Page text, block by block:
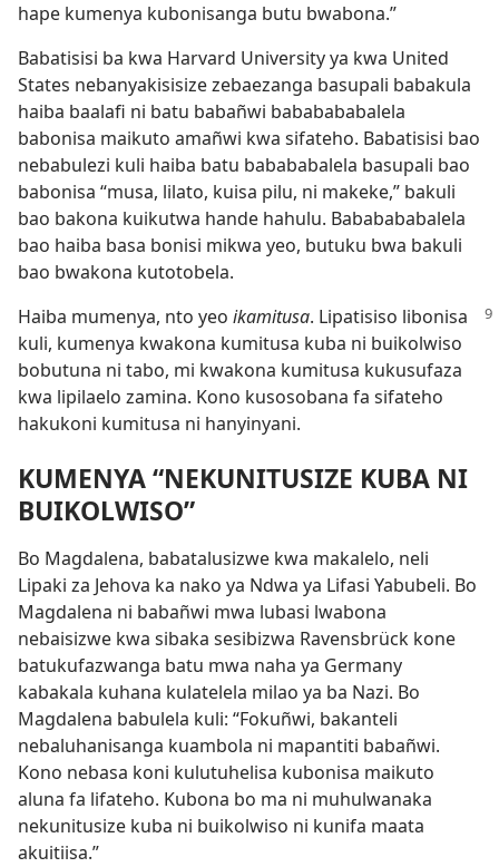
hape kumenya kubonisanga butu bwabona.”
Babatisisi ba kwa Harvard University ya kwa United
States nebanyakisisize zebaezanga basupali babakula
haiba baalafi ni batu babañwi bababababalela
babonisa maikuto amañwi kwa sifateho. Babatisisi bao
nebabulezi kuli haiba batu babababalela basupali bao
babonisa “musa, lilato, kuisa pilu, ni makeke,” bakuli
bao bakona kuikutwa hande hahulu. Bababababalela
bao haiba basa bonisi mikwa yeo, butuku bwa bakuli
bao bwakona kutotobela.
Haiba mumenya, nto yeo ikamitusa. Lipatisiso libonisa
kuli, kumenya kwakona kumitusa kuba ni buikolwiso
bobutuna ni tabo, mi kwakona kumitusa kukusufaza
kwa lipilaelo zamina. Kono kusosobana fa sifateho
hakukoni kumitusa ni hanyinyani.
KUMENYA “NEKUNITUSIZE KUBA NI
BUIKOLWISO”
Bo Magdalena, babatalusizwe kwa makalelo, neli
Lipaki za Jehova ka nako ya Ndwa ya Lifasi Yabubeli. Bo
Magdalena ni babañwi mwa lubasi lwabona
nebaisizwe kwa sibaka sesibizwa Ravensbrück kone
batukufazwanga batu mwa naha ya Germany
kabakala kuhana kulatelela milao ya ba Nazi. Bo
Magdalena babulela kuli: “Fokuñwi, bakanteli
nebaluhanisanga kuambola ni mapantiti babañwi.
Kono nebasa koni kulutuhelisa kubonisa maikuto
aluna fa lifateho. Kubona bo ma ni muhulwanaka
nekunitusize kuba ni buikolwiso ni kunifa maata
akuitiisa.”